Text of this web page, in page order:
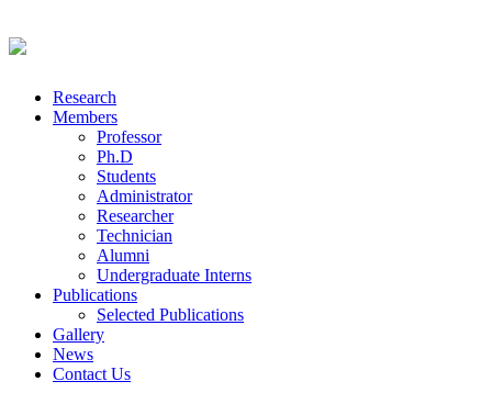
Research
Members
Professor
Ph.D
Students
Administrator
Researcher
Technician
Alumni
Undergraduate Interns
Publications
Selected Publications
Gallery
News
Contact Us